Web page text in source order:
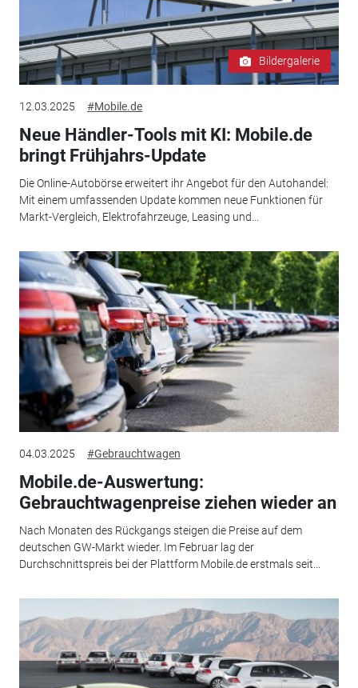
Bildergalerie
12.03.2025 #Mobile.de
Neue Händler-Tools mit KI: Mobile.de
bringt Frühjahrs-Update
Die Online-Autobörse erweitert ihr Angebot für den Autohandel:
Mit einem umfassenden Update kommen neue Funktionen für
Markt-Vergleich, Elektrofahrzeuge, Leasing und...
04.03.2025 #Gebrauchtwagen
Mobile.de-Auswertung:
Gebrauchtwagenpreise ziehen wieder an
Nach Monaten des Rückgangs steigen die Preise auf dem
deutschen GW-Markt wieder. Im Februar lag der
Durchschnittspreis bei der Plattform Mobile.de erstmals seit...